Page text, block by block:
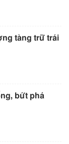
tàng trữ trái
bứt phá